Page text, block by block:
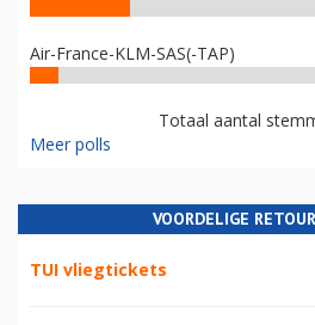
Air-France-KLM-SAS(-TAP)
Totaal aantal
Meer polls
VOORDELIGE
TUI vliegtickets